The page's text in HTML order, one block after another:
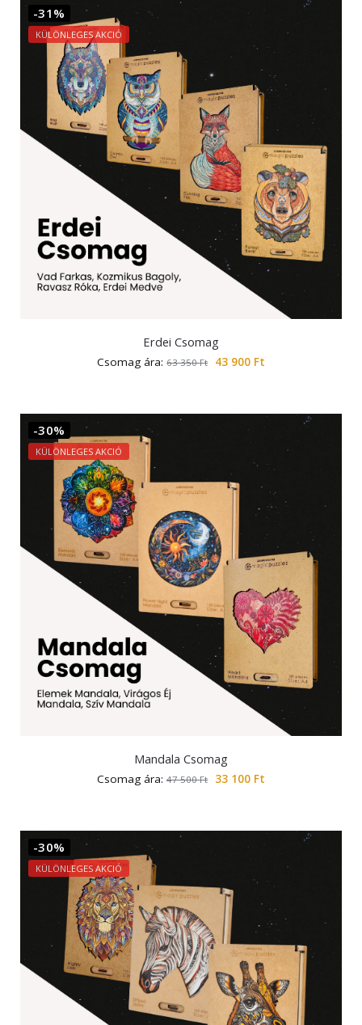
-31%
KÜLÖNLEGES AKCIÓ
Erdei Csomag
Csomag ára:63 350Ft 43 900 Ft
-30%
KÜLÖNLEGES AKCIÓ
Mandala Csomag
Csomag ára:47 500Ft 33 100 Ft
-30%
KÜLÖNLEGES AKCIÓ